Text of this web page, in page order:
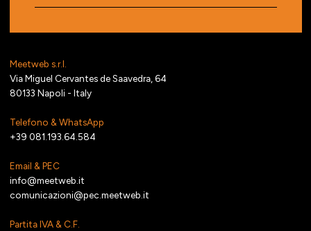
Meetweb s.r.l.
Via Miguel Cervantes de Saavedra, 64
80133 Napoli - Italy
Telefono & WhatsApp
+39 081.193.64.584
Email & PEC
info@meetweb.it
comunicazioni@pec.meetweb.it
Partita IVA & C.F.